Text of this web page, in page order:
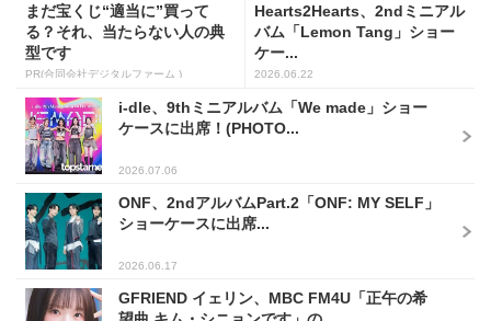
まだ宝くじ“適当に”買って
る？それ、当たらない人の典
型です
PR(合同会社デジタルファーム )
Hearts2Hearts、2ndミニアル
バム「Lemon Tang」ショー
ケー...
2026.06.22
i-dle、9thミニアルバム「We made」ショー
ケースに出席！(PHOTO...
2026.07.06
ONF、2ndアルバムPart.2「ONF: MY SELF」
ショーケースに出席...
2026.06.17
GFRIEND イェリン、MBC FM4U「正午の希